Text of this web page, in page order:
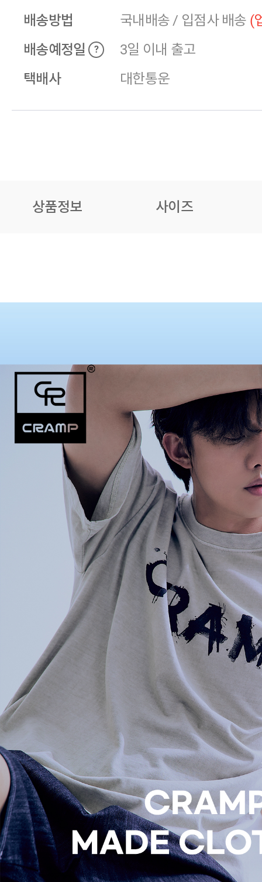
배송방법
국내배송 / 입점사 배송 (
배송예정일
?
3일 이내 출고
택배사
대한통운
상품정보 사이즈